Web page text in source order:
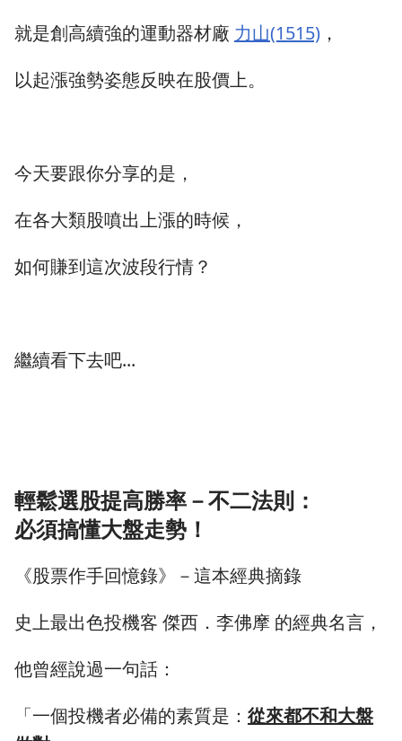
就是創高續強的運動器材廠 力山(1515) ，
以起漲強勢姿態反映在股價上。
今天要跟你分享的是，
在各大類股噴出上漲的時候，
如何賺到這次波段行情？
繼續看下去吧...
輕鬆選股提高勝率－不二法則：
必須搞懂大盤走勢！
《股票作手回憶錄》－這本經典摘錄
史上最出色投機客 傑西．李佛摩 的經典名言，
他曾經說過一句話：
「一個投機者必備的素質是： 從來都不和大盤